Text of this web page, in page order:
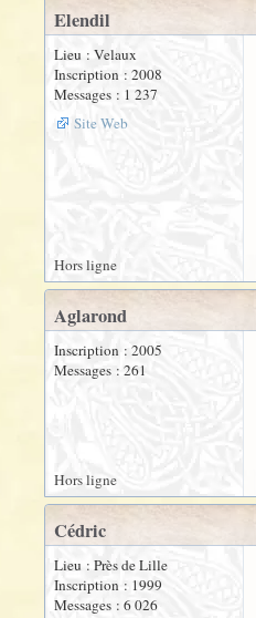
Elendil
Lieu : Velaux
Inscription : 2008
Messages : 1 237
Site Web
Hors ligne
Aglarond
Inscription : 2005
Messages : 261
Hors ligne
Cédric
Lieu : Près de Lille
Inscription : 1999
Messages : 6 026